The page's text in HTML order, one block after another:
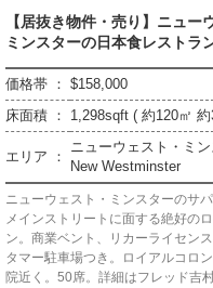
【居抜き物件・売り】ニュー
ミンスターの日本食レストラ
価格帯 ： $158,000
床面積 ：
1,298sqft ( 約120㎡
エリア ：
ニューウェスト・ミ
New Westminster
ニューウェスト・ミンスターのサ
メインストリートに面する絶好の
ン。商業ベント、リカーライセン
タマー駐車場つき。ロイアルコロ
院近く。50席。詳細はフレッド吉